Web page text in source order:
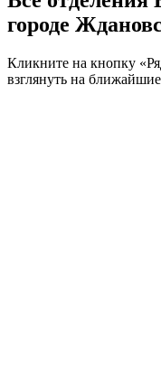
городе
Кликните на кнопку
взглянуть на